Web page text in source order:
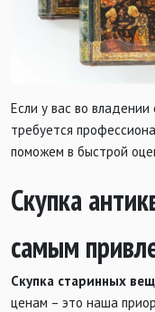
Если у вас во
требуется
поможем в быстрой
Скупка
самым
Скупка старинных
ценам – это наша